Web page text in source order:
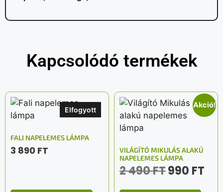
Kapcsolódó termékek
Elfogyott
FALI NAPELEMES LÁMPA
3 890 FT
Akció!
VILÁGÍTÓ MIKULÁS ALAKÚ
NAPELEMES LÁMPA
2 490FT990 FT